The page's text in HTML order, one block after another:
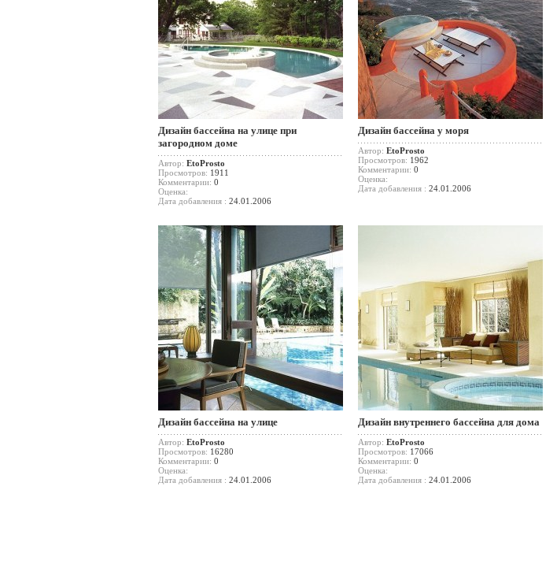
Дизайн бассейна на улице при
загородном доме
Автор: EtoProsto
Просмотров: 1911
Комментарии: 0
Оценка:
Дата добавления : 24.01.2006
Дизайн бассейна у моря
Автор: EtoProsto
Просмотров: 1962
Комментарии: 0
Оценка:
Дата добавления : 24.01.2006
Дизайн бассейна на улице
Автор: EtoProsto
Просмотров: 16280
Комментарии: 0
Оценка:
Дата добавления : 24.01.2006
Дизайн внутреннего бассейна для дома
Автор: EtoProsto
Просмотров: 17066
Комментарии: 0
Оценка:
Дата добавления : 24.01.2006